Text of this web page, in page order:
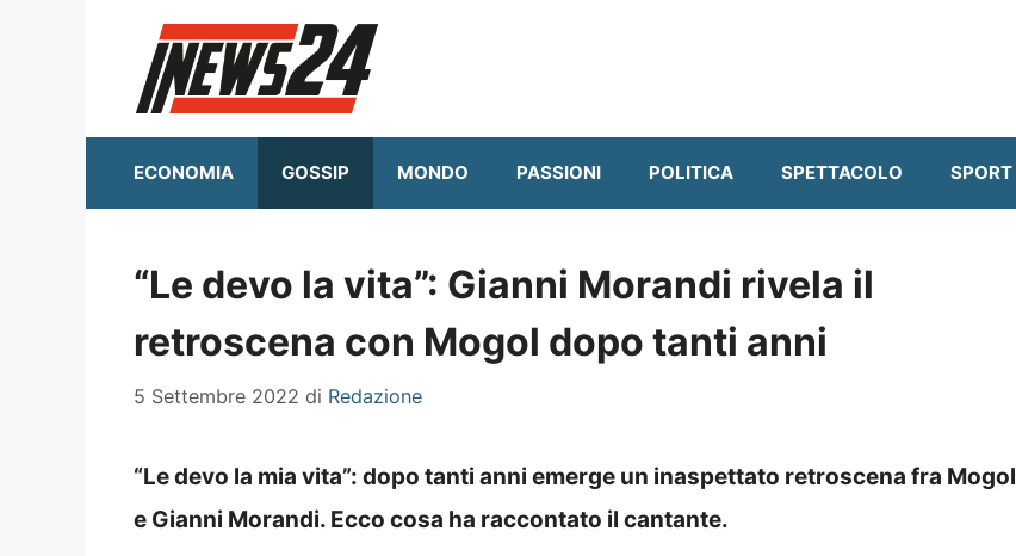
ECONOMIA GOSSIP MONDO PASSIONI POLITICA SPETTACOLO SPORT
“Le devo la vita”: Gianni Morandi rivela il
retroscena con Mogol dopo tanti anni
5 Settembre 2022 di Redazione
“Le devo la mia vita”: dopo tanti anni emerge un inaspettato retroscena fra Mogol
e Gianni Morandi. Ecco cosa ha raccontato il cantante.